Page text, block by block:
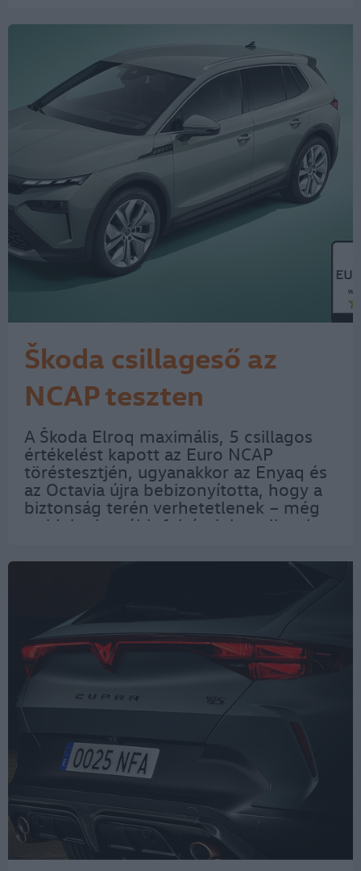
évben szigorít a követelményeken –
Škoda csillageső az
NCAP teszten
A Škoda Elroq maximális, 5 csillagos
értékelést kapott az Euro NCAP
töréstesztjén, ugyanakkor az Enyaq és
az Octavia újra bebizonyította, hogy a
biztonság terén verhetetlenek – még
az idei szigorúbb feltételek mellett is.
2008 óta minden új Škoda modell 5…